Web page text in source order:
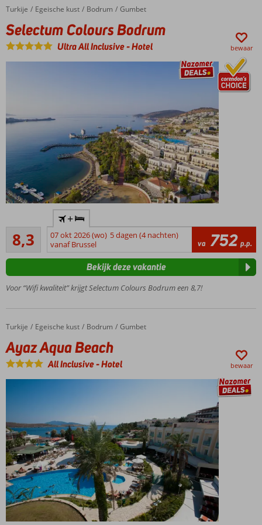
van
00.00
uur
Home
Turkije Egeische kust Bodrum Gumbet
Selectum Colours Bodrum
Selectum Colours Bodrum
Ultra All Inclusive-Hotel bewaar
zwembaden
en glijbanen
Direct aan
privéstrand
Miniclub
en
voor
Hotel of
the year
award
8,3
Zeer goed
135
beoordelingen
+
07 okt 2026 (wo) 5 dagen (4 nachten)
vanaf Brussel
va 752 p.p.
Voor “Wifi kwaliteit” krijgt Selectum Colours Bodrum een 8,7!
Bekijk deze vakantie
Home
Turkije Egeische kust Bodrum Gumbet
Ayaz Aqua Beach
Ayaz Aqua Beach
All Inclusive-Hotel bewaar